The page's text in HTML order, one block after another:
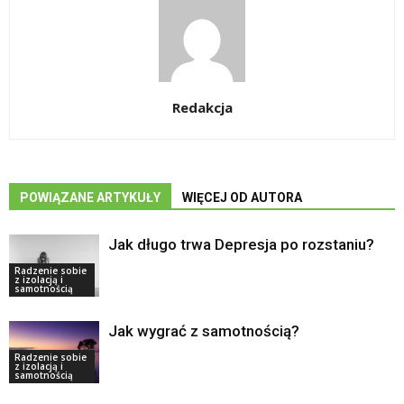
Redakcja
POWIĄZANE ARTYKUŁY WIĘCEJ OD AUTORA
Radzenie sobie
z izolacją i
samotnością
Jak długo trwa Depresja po rozstaniu?
Radzenie sobie
z izolacją i
samotnością
Jak wygrać z samotnością?